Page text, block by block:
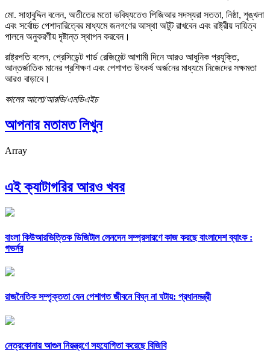
মো. সাহাবুদ্দিন বলেন, অতীতের মতো ভবিষ্যতেও পিজিআর সদস্যরা সততা, নিষ্ঠা, শৃঙ্খলা
এবং সর্বোচ্চ পেশাদারিত্বের মাধ্যমে জনগণের আস্থা অটুট রাখবেন এবং রাষ্ট্রীয় দায়িত্ব
পালনে অনুকরণীয় দৃষ্টান্ত স্থাপন করবেন।
রাষ্ট্রপতি বলেন, প্রেসিডেন্ট গার্ড রেজিমেন্ট আগামী দিনে আরও আধুনিক প্রযুক্তি,
আন্তর্জাতিক মানের প্রশিক্ষণ এবং পেশাগত উৎকর্ষ অর্জনের মাধ্যমে নিজেদের সক্ষমতা
আরও বাড়াবে।
কালের আলো/আরডি/এমডিএইচ
আপনার মতামত লিখুন
Array
এই ক্যাটাগরির আরও খবর
বাংলা কিউআরভিত্তিক ডিজিটাল লেনদেন সম্প্রসারণে কাজ করছে বাংলাদেশ ব্যাংক :
গভর্নর
রাজনৈতিক সম্পৃক্ততা যেন পেশাগত জীবনে বিঘ্ন না ঘটায়: প্রধানমন্ত্রী
নেত্রকোনায় আগুন নিয়ন্ত্রণে সহযোগিতা করেছে বিজিবি